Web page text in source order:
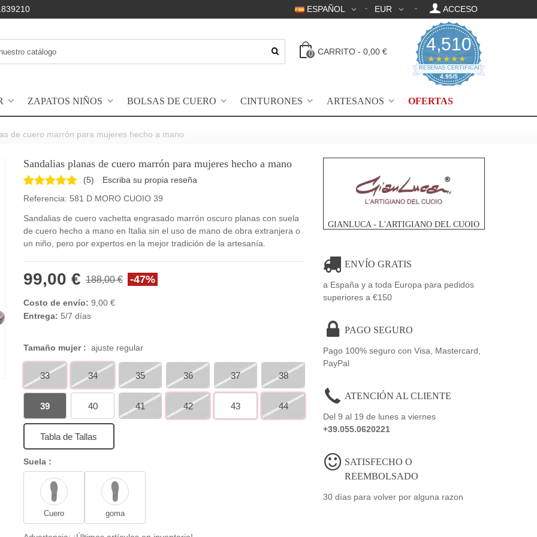
ESPAÑOL EUR ACCESO
0 CARRITO - 0,00 € 4,510
★★★★★ 4.95
4.95/5
RESEÑAS CERTIFICADAS
ZAPATOS NIÑOS BOLSAS DE CUERO CINTURONES ARTESANOS OFERTAS
de cuero marrón para mujeres hecho a mano
Sandalias planas de cuero marrón para mujeres hecho a mano
(5)
Escriba su propia reseña
Referencia: 581 D MORO CUOIO 39
Sandalias de cuero vachetta engrasado marrón oscuro planas con suela
de cuero hecho a mano en Italia sin el uso de mano de obra extranjera o
un niño, pero por expertos en la mejor tradición de la artesanía.
99,00 € 188,00 € -47%
Costo de envío: 9,00 €
Entrega: 5/7 días
Tamaño mujer : ajuste regular
33 34 35 36 37 38
39 40 41 42 43 44
Tabla de Tallas
Suela :
Cuero goma
GIANLUCA - L'ARTIGIANO DEL CUOIO
ENVÍO GRATIS
a España y a toda Europa para pedidos
superiores a €150
PAGO SEGURO
Pago 100% seguro con Visa, Mastercard,
PayPal
ATENCIÓN AL CLIENTE
Del 9 al 19 de lunes a viernes
+39.055.0620221
SATISFECHO O
REEMBOLSADO
30 días para volver por alguna razon